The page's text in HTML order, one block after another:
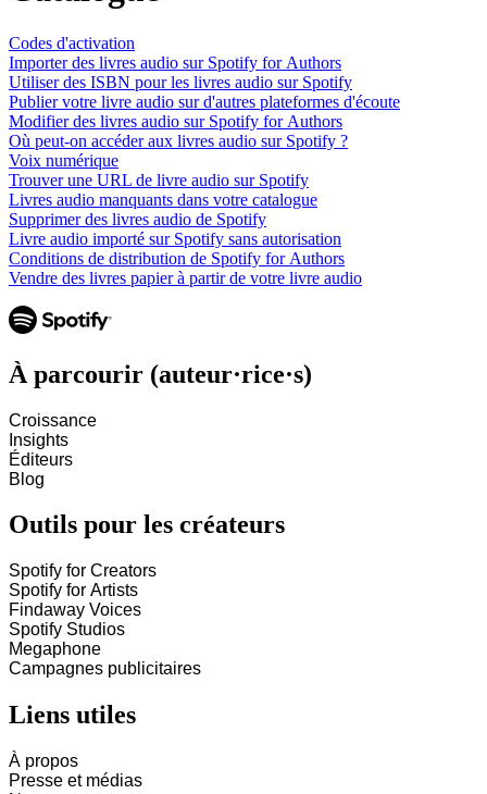
Codes d'activation
Importer des livres audio sur Spotify for Authors
Utiliser des ISBN pour les livres audio sur Spotify
Publier votre livre audio sur d'autres plateformes d'écoute
Modifier des livres audio sur Spotify for Authors
Où peut-on accéder aux livres audio sur Spotify ?
Voix numérique
Trouver une URL de livre audio sur Spotify
Livres audio manquants dans votre catalogue
Supprimer des livres audio de Spotify
Livre audio importé sur Spotify sans autorisation
Conditions de distribution de Spotify for Authors
Vendre des livres papier à partir de votre livre audio
À parcourir (auteur·rice·s)
Croissance
Insights
Éditeurs
Blog
Outils pour les créateurs
Spotify for Creators
Spotify for Artists
Findaway Voices
Spotify Studios
Megaphone
Campagnes publicitaires
Liens utiles
À propos
Presse et médias